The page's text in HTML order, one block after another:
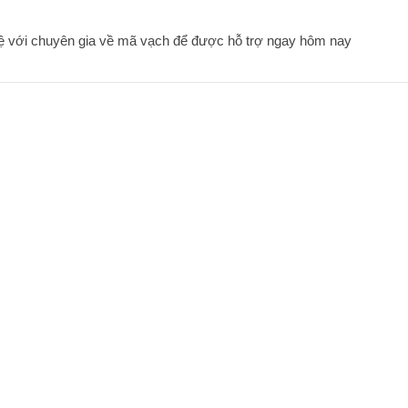
với chuyên gia về mã vạch để được hỗ trợ ngay hôm nay